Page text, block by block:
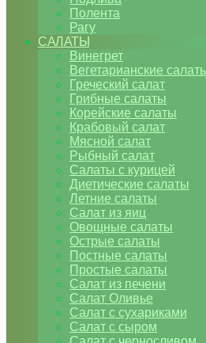
Полента
Рагу
САЛАТЫ
Винегрет
Вегетарианские
Греческий салат
Грибные салаты
Корейские салаты
Крабовый салат
Мясной салат
Рыбный салат
Салаты с курицей
Диетические салаты
Летние салаты
Салат из яиц
Овощные салаты
Острые салаты
Постные салаты
Простые салаты
Салат из печени
Салат Оливье
Салат с сухариками
Салат с сыром